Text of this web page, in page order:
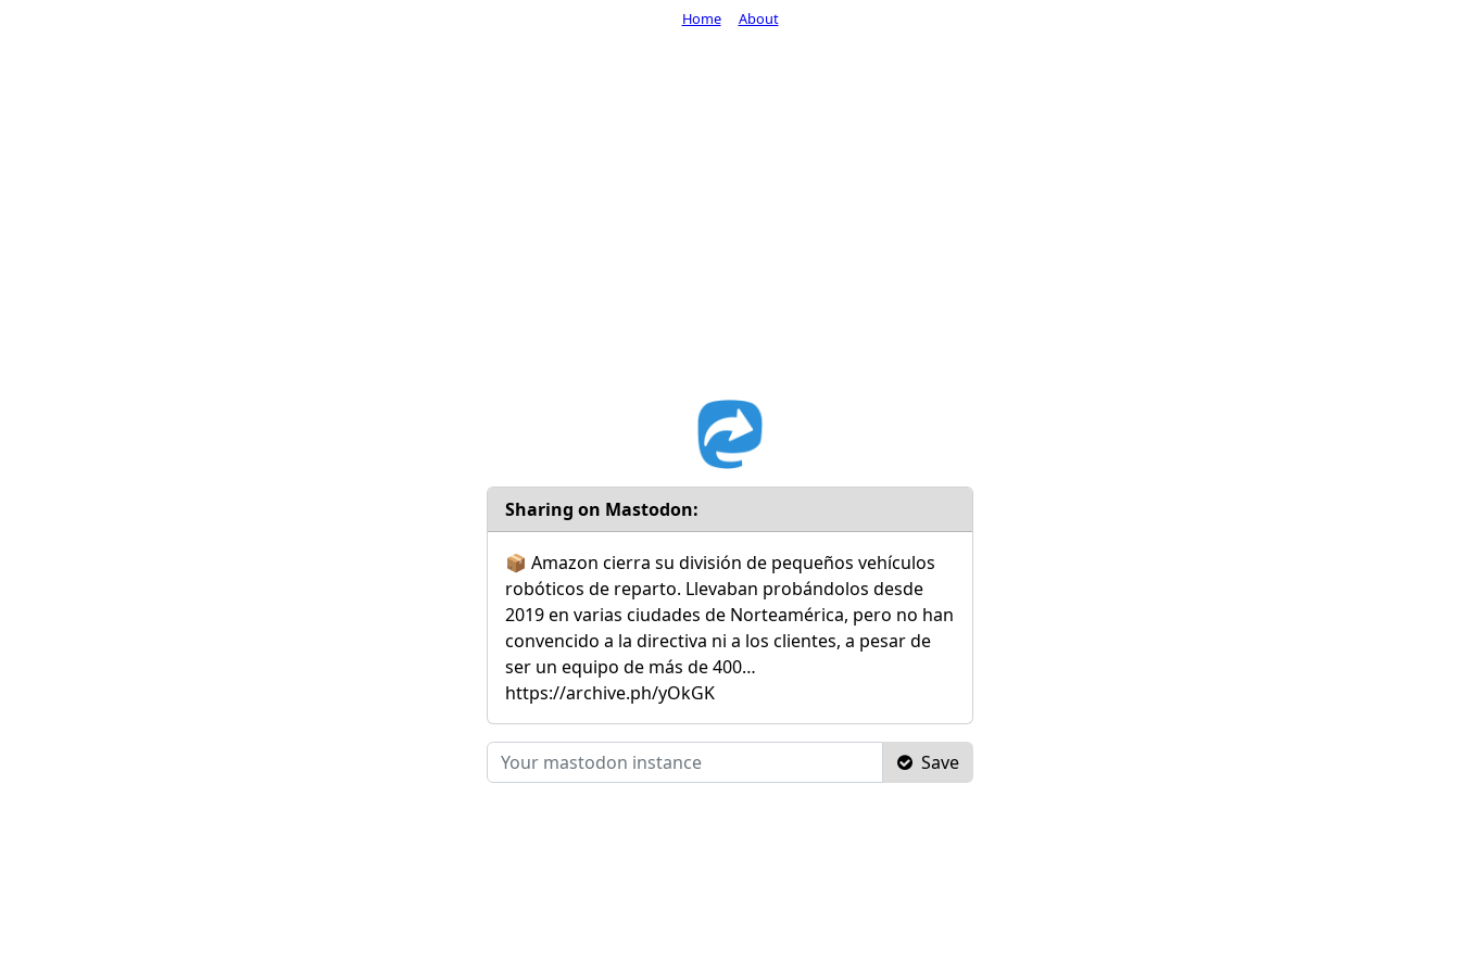
Sharing on Mastodon:
📦 Amazon cierra su división de pequeños vehículos
robóticos de reparto. Llevaban probándolos desde
2019 en varias ciudades de Norteamérica, pero no han
convencido a la directiva ni a los clientes, a pesar de
ser un equipo de más de 400…
https://archive.ph/yOkGK
Save
Home About